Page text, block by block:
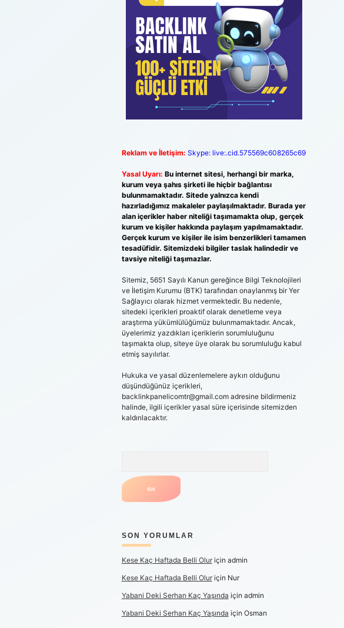
Reklam ve İletişim: Skype: live:.cid.575569c608265c69
Yasal Uyarı: Bu internet sitesi, herhangi bir marka,
kurum veya şahıs şirketi ile hiçbir bağlantısı
bulunmamaktadır. Sitede yalnızca kendi
hazırladığımız makaleler paylaşılmaktadır. Burada yer
alan içerikler haber niteliği taşımamakta olup, gerçek
kurum ve kişiler hakkında paylaşım yapılmamaktadır.
Gerçek kurum ve kişiler ile isim benzerlikleri tamamen
tesadüfidir. Sitemizdeki bilgiler taslak halindedir ve
tavsiye niteliği taşımazlar.
Sitemiz, 5651 Sayılı Kanun gereğince Bilgi Teknolojileri
ve İletişim Kurumu (BTK) tarafından onaylanmış bir Yer
Sağlayıcı olarak hizmet vermektedir. Bu nedenle,
sitedeki içerikleri proaktif olarak denetleme veya
araştırma yükümlülüğümüz bulunmamaktadır. Ancak,
üyelerimiz yazdıkları içeriklerin sorumluluğunu
taşımakta olup, siteye üye olarak bu sorumluluğu kabul
etmiş sayılırlar.
Hukuka ve yasal düzenlemelere aykırı olduğunu
düşündüğünüz içerikleri,
backlinkpanelicomtr@gmail.comadresine bildirmeniz
halinde, ilgili içerikler yasal süre içerisinde sitemizden
kaldırılacaktır.
SON YORUMLAR
Kese Kaç Haftada Belli Oluriçin admin
Kese Kaç Haftada Belli Oluriçin Nur
Yabani Deki Serhan Kaç Yaşında için admin
Yabani Deki Serhan Kaç Yaşında için Osman